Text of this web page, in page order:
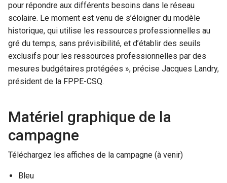
pour répondre aux différents besoins dans le réseau
scolaire. Le moment est venu de s’éloigner du modèle
historique, qui utilise les ressources professionnelles au
gré du temps, sans prévisibilité, et d’établir des seuils
exclusifs pour les ressources professionnelles par des
mesures budgétaires protégées », précise Jacques Landry,
président de la FPPE-CSQ.
Matériel graphique de la
campagne
Téléchargez les affiches de la campagne (à venir)
Bleu